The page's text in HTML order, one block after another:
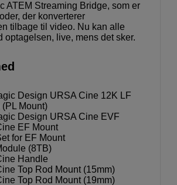
ATEM Streaming Bridge, som er
der konverterer
tilbage til video. Nu kan alle
optagelsen, live, mens det sker.
Design URSA Cine 12K LF
Mount)
Design URSA Cine EVF
EF Mount
for EF Mount
(8TB)
Handle
Top Rod Mount (15mm)
Top Rod Mount (19mm)